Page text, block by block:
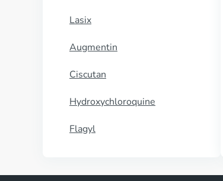
Lasix
Augmentin
Ciscutan
Hydroxychloroquine
Flagyl